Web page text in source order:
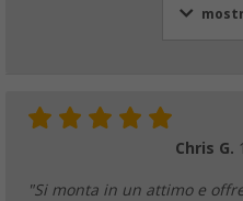
Chris G.
"Si monta in un attimo e